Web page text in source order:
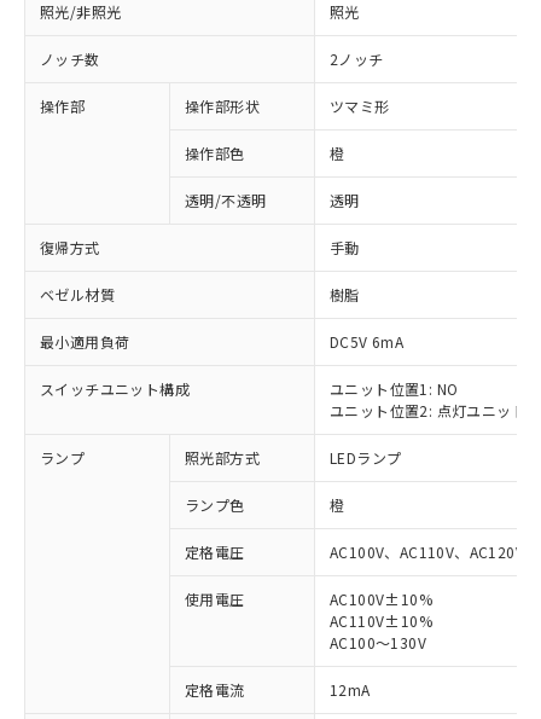
照光/非照光 照光
ノッチ数 2ノッチ
操作部 操作部形状 ツマミ形
操作部色 橙
透明/不透明 透明
復帰方式 手動
ベゼル材質 樹脂
最小適用負荷 DC5V 6mA
スイッチユニット構成
ユニット位置1: NO
ユニット位置2: 点灯ユニット
ランプ 照光部方式 LEDランプ
ランプ色 橙
定格電圧 AC100V、AC110V、AC120V
使用電圧
AC100V±10%
AC110V±10%
AC100～130V
定格電流 12mA
※1 対応状況
対応済み：EU RoHS指令（10物質）の
非含有に対応した製品が提供可能な商品で